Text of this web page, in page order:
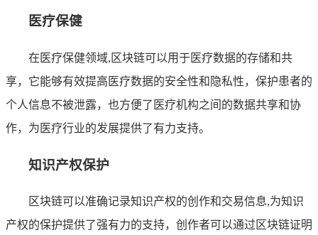
医疗保健
在医疗保健领域,区块链可以用于医疗数据的存储和共
享，它能够有效提高医疗数据的安全性和隐私性，保护患者的
个人信息不被泄露，也方便了医疗机构之间的数据共享和协
作，为医疗行业的发展提供了有力支持。
知识产权保护
区块链可以准确记录知识产权的创作和交易信息,为知识
产权的保护提供了强有力的支持，创作者可以通过区块链证明